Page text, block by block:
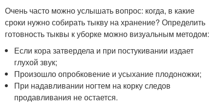
Очень часто можно услышать вопрос: когда, в какие
сроки нужно собирать тыкву на хранение? Определить
готовность тыквы к уборке можно визуальным методом:
Если кора затвердела и при постукивании издает
глухой звук;
Произошло опробковение и усыхание плодоножки;
При надавливании ногтем на корку следов
продавливания не остается.